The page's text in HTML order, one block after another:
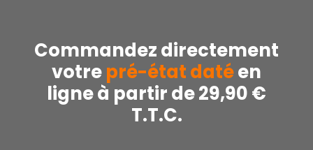
Commandez directement
votrepré-état datéen
ligne à partir de 29,90 €
T.T.C.